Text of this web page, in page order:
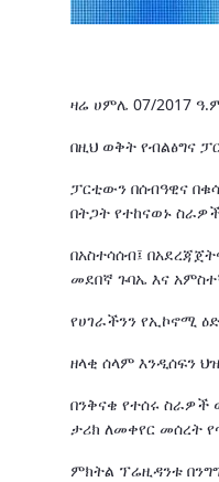
ዛሬ ሀምሌ 07/2017
በዚህ ወቅት የብልፅግና
ፓርቲውን በሰብዓዊና
በትጋት የተከናወኑ
በአስተሳሰብ፤
መደበኛ ጉባኤ እና
የሀገራችንን የኢኮኖሚ
ዘላቂ ሰላም እንዲሰፍን
በንቅናቄ የተሰሩ
ታሪክ ለመቀየር መሰረት
ምክትል ፕሬዚዳንቱ